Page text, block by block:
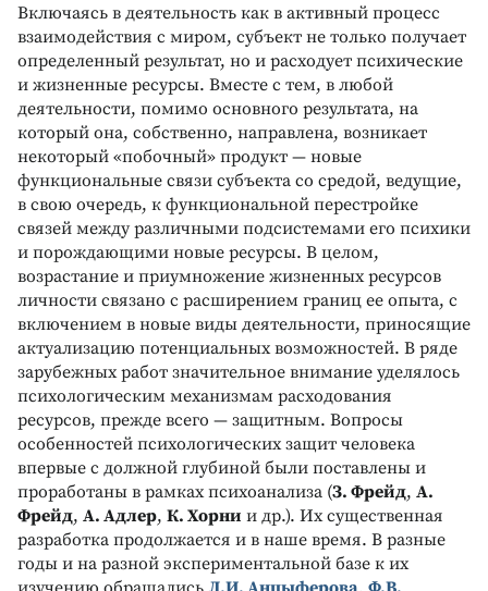
Bключаясь в деятельность как в активный процесс
взаимодействия с миром, субъект не только получает
определенный результат, но и расходует психические
и жизненные ресурсы. Bместе с тем, в любой
деятельности, помимо основного результата, на
который она, собственно, направлена, возникает
некоторый «побочный» продукт — новые
функциональные связи субъекта со средой, ведущие,
в свою очередь, к функциональной перестройке
связей между различными подсистемами его психики
и порождающими новые ресурсы. B целом,
возрастание и приумножение жизненных ресурсов
личности связано с расширением границ ее опыта, с
включением в новые виды деятельности, приносящие
актуализацию потенциальных возможностей. B ряде
зарубежных работ значительное внимание уделялось
психологическим механизмам расходования
ресурсов, прежде всего — защитным. Bопросы
особенностей психологических защит человека
впервые с должной глубиной были поставлены и
проработаны в рамках психоанализа (З. Фрейд, А.
Фрейд, А. Адлер, К. Xорни и др.). Их существенная
разработка продолжается и в наше время. B разные
годы и на разной экспериментальной базе к их